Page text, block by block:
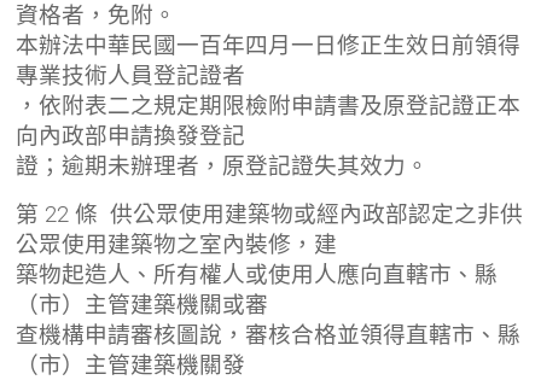
資格者，免附。
本辦法中華民國一百年四月一日修正生效日前領得
專業技術人員登記證者
，依附表二之規定期限檢附申請書及原登記證正本
向內政部申請換發登記
證；逾期未辦理者，原登記證失其效力。
第 22 條 供公眾使用建築物或經內政部認定之非供
公眾使用建築物之室內裝修，建
築物起造人、所有權人或使用人應向直轄市、縣
（市）主管建築機關或審
查機構申請審核圖說，審核合格並領得直轄市、縣
（市）主管建築機關發